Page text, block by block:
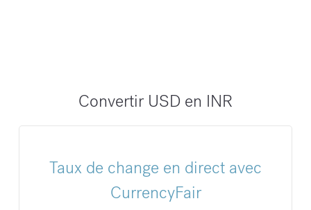
Convertir USD en INR
Taux de change en direct avec
CurrencyFair